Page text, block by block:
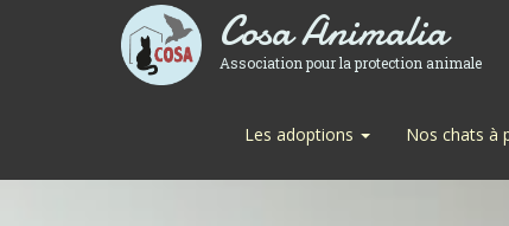
Cosa Animalia
Association pour la protection animale
Les adoptions Nos chats à